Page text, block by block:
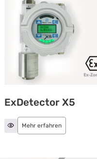
ExDetector X5
Mehr erfahren